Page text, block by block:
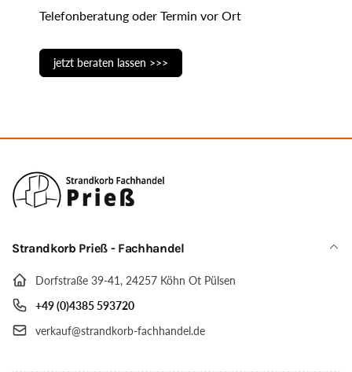
Telefonberatung oder Termin vor Ort
jetzt beraten lassen >>>
Strandkorb Prieß - Fachhandel
Dorfstraße 39-41, 24257 Köhn Ot Pülsen
+49 (0)4385 593720
verkauf@strandkorb-fachhandel.de